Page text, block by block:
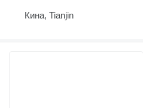
Кина, Tianjin